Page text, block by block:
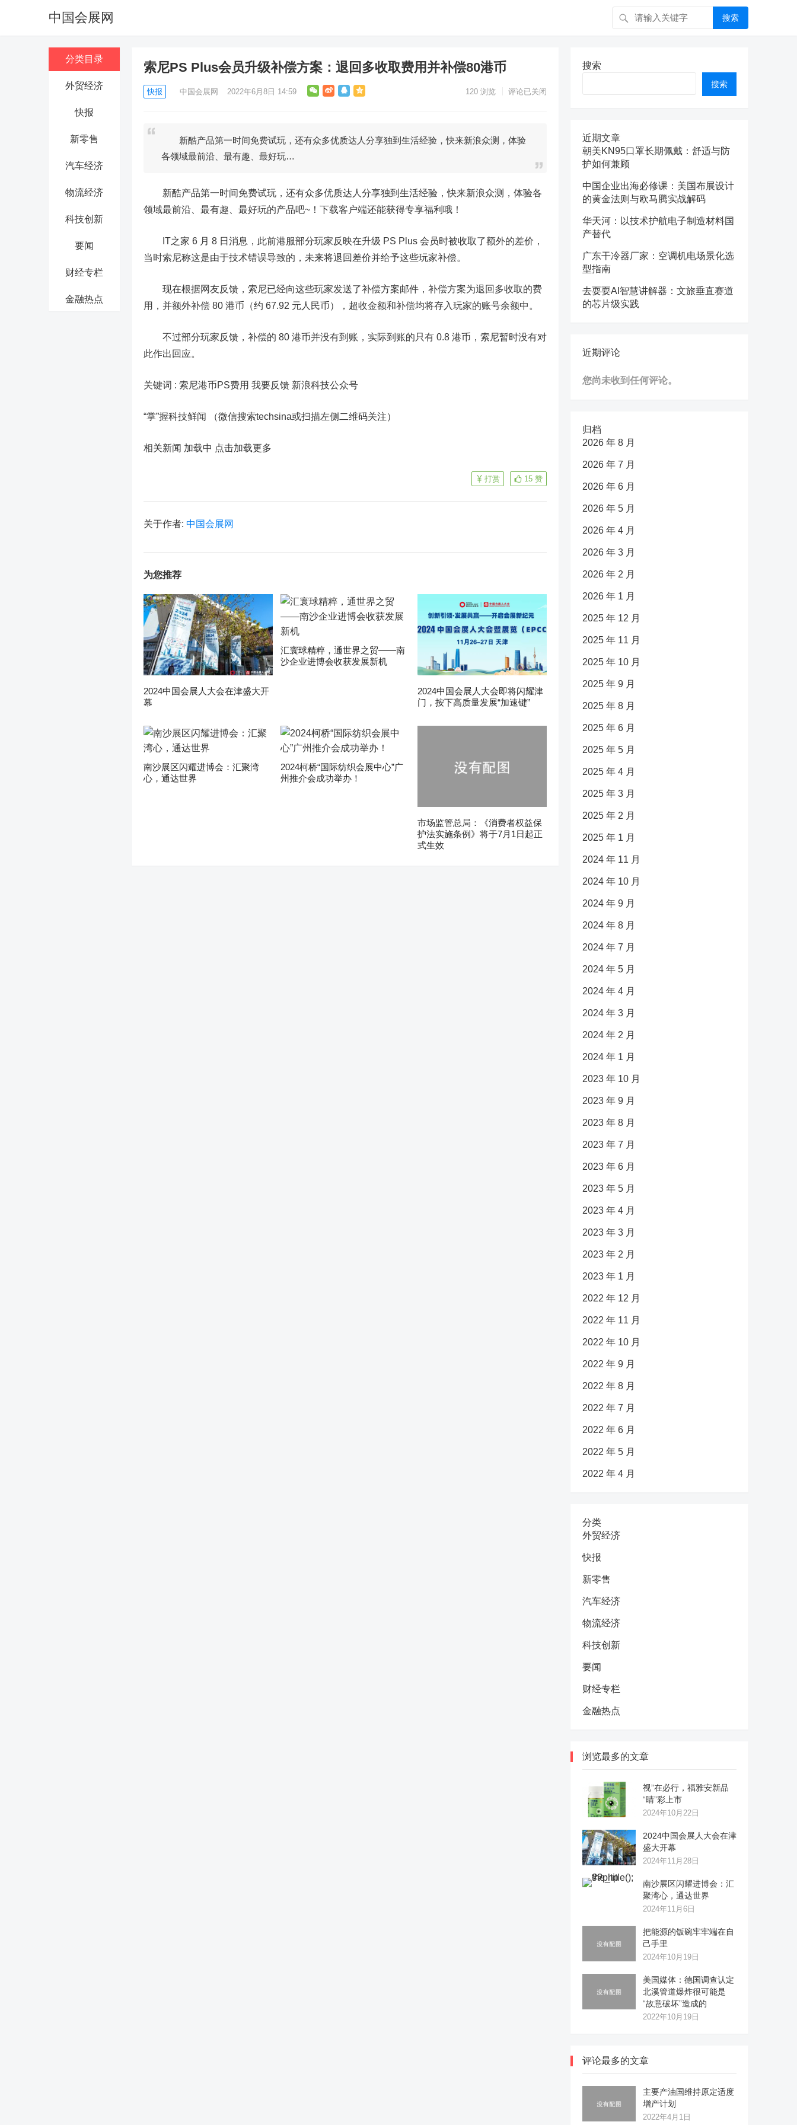
中国会展网 搜索
分类目录
外贸经济
快报
新零售
汽车经济
物流经济
科技创新
要闻
财经专栏
金融热点
索尼PS Plus会员升级补偿方案：退回多收取费用并补偿80港币
快报 中国会展网 2022年6月8日 14:59 120 浏览 评论已关闭
新酷产品第一时间免费试玩，还有众多优质达人分享独到生活经验，快来新浪众测，体验
各领域最前沿、最有趣、最好玩…
新酷产品第一时间免费试玩，还有众多优质达人分享独到生活经验，快来新浪众测，体验各
领域最前沿、最有趣、最好玩的产品吧~！下载客户端还能获得专享福利哦！
IT之家 6 月 8 日消息，此前港服部分玩家反映在升级 PS Plus 会员时被收取了额外的差价，
当时索尼称这是由于技术错误导致的，未来将退回差价并给予这些玩家补偿。
现在根据网友反馈，索尼已经向这些玩家发送了补偿方案邮件， 补偿方案为退回多收取的费
用，并额外补偿 80 港币（约 67.92 元人民币），超收金额和补偿均将存入玩家的账号余额中。
不过部分玩家反馈，补偿的 80 港币并没有到账，实际到账的只有 0.8 港币，索尼暂时没有对
此作出回应。
关键词 : 索尼港币PS费用 我要反馈 新浪科技公众号
“掌”握科技鲜闻 （微信搜索techsina或扫描左侧二维码关注）
相关新闻 加载中 点击加载更多
15 赞
打赏
关于作者: 中国会展网
为您推荐
2024中国会展人大会在津盛大开
幕
汇寰球精粹，通世界之贸——南
沙企业进博会收获发展新机
2024中国会展人大会即将闪耀津
门，按下高质量发展“加速键”
南沙展区闪耀进博会：汇聚湾
心，通达世界
2024柯桥“国际纺织会展中心”广
州推介会成功举办！
市场监管总局：《消费者权益保
护法实施条例》将于7月1日起正
式生效
搜索
搜索
近期文章
朝美KN95口罩长期佩戴：舒适与防
护如何兼顾
中国企业出海必修课：美国布展设计
的黄金法则与欧马腾实战解码
华天河：以技术护航电子制造材料国
产替代
广东干冷器厂家：空调机电场景化选
型指南
去耍耍AI智慧讲解器：文旅垂直赛道
的芯片级实践
近期评论
您尚未收到任何评论。
归档
2026 年 8 月
2026 年 7 月
2026 年 6 月
2026 年 5 月
2026 年 4 月
2026 年 3 月
2026 年 2 月
2026 年 1 月
2025 年 12 月
2025 年 11 月
2025 年 10 月
2025 年 9 月
2025 年 8 月
2025 年 6 月
2025 年 5 月
2025 年 4 月
2025 年 3 月
2025 年 2 月
2025 年 1 月
2024 年 11 月
2024 年 10 月
2024 年 9 月
2024 年 8 月
2024 年 7 月
2024 年 5 月
2024 年 4 月
2024 年 3 月
2024 年 2 月
2024 年 1 月
2023 年 10 月
2023 年 9 月
2023 年 8 月
2023 年 7 月
2023 年 6 月
2023 年 5 月
2023 年 4 月
2023 年 3 月
2023 年 2 月
2023 年 1 月
2022 年 12 月
2022 年 11 月
2022 年 10 月
2022 年 9 月
2022 年 8 月
2022 年 7 月
2022 年 6 月
2022 年 5 月
2022 年 4 月
分类
外贸经济
快报
新零售
汽车经济
物流经济
科技创新
要闻
财经专栏
金融热点
浏览最多的文章
视”在必行，福雅安新品
“睛”彩上市
2024年10月22日
2024中国会展人大会在津
盛大开幕
2024年11月28日
南沙展区闪耀进博会：汇
聚湾心，通达世界
2024年11月6日
把能源的饭碗牢牢端在自
己手里
2024年10月19日
美国媒体：德国调查认定
北溪管道爆炸很可能是
“故意破坏”造成的
2022年10月19日
评论最多的文章
主要产油国维持原定适度
增产计划
2022年4月1日